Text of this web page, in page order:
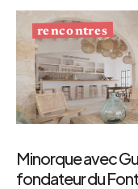
rencontres
Minorque avec
fondateur du